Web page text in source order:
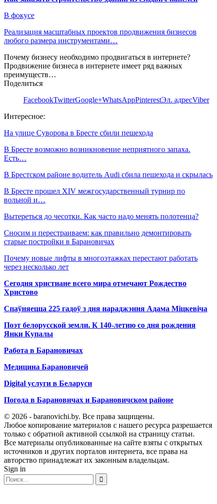
В фокусе
Реализация масштабных проектов продвижения бизнесов
любого размера инструментами…
Почему бизнесу необходимо продвигаться в интернете?
Продвижение бизнеса в интернете имеет ряд важных
преимуществ…
Поделиться
FacebookTwitterGoogle+WhatsAppPinterestЭл. адресViber
Интересное:
На улице Суворова в Бресте сбили пешехода
В Бресте возможно возникновение неприятного запаха.
Есть…
В Брестском районе водитель Audi сбила пешехода и скрылась
В Бресте прошел XIV межгосударственный турнир по
вольной и…
Вытереться до чесотки. Как часто надо менять полотенца?
Сносим и перестраиваем: как правильно демонтировать
старые постройки в Барановичах
Почему новые лифты в многоэтажках перестают работать
через несколько лет
Сегодня христиане всего мира отмечают Рождество
Христово
Спаўняецца 225 гадоў з дня нараджэння Адама Міцкевіча
Поэт белорусской земли. К 140-летию со дня рождения
Янки Купалы
Работа в Барановичах
Медицина Барановичей
Digital услуги в Беларуси
Погода в Барановичах и Барановичском районе
© 2026 - baranovichi.by. Все права защищены.
Любое копирование материалов с нашего ресурса разрешается
только с обратной активной ссылкой на страницу статьи.
Все материалы опубликованные на сайте взяты с открытых
источников и других порталов интернета, все права на
авторство принадлежат их законным владельцам.
Sign in